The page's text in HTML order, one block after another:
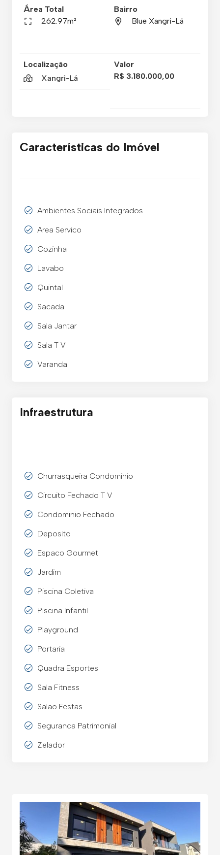
Área Total
262.97m²
Bairro
Blue Xangri-Lá
Localização
Xangri-Lá
Valor
R$ 3.180.000,00
Características do Imóvel
Ambientes Sociais Integrados
Area Servico
Cozinha
Lavabo
Quintal
Sacada
Sala Jantar
Sala T V
Varanda
Infraestrutura
Churrasqueira Condominio
Circuito Fechado T V
Condominio Fechado
Deposito
Espaco Gourmet
Jardim
Piscina Coletiva
Piscina Infantil
Playground
Portaria
Quadra Esportes
Sala Fitness
Salao Festas
Seguranca Patrimonial
Zelador